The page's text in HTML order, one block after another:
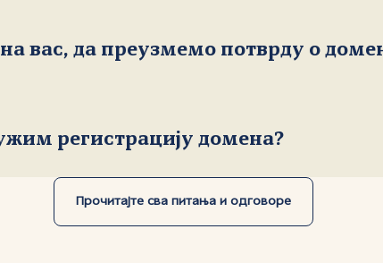
вас, да преузмемо потврду о
регистрацију домена?
Прочитајте сва питања и одговоре